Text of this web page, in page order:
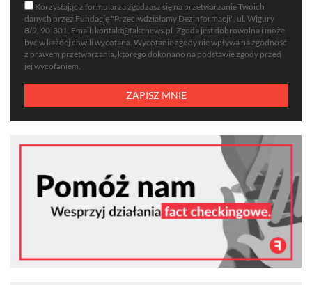
Korzystając z formularza zgadzasz się na przetwarzanie Twoich
danych przez Fundację "Przeciwdziałamy Dezinformacji", ul. Wigury
8/9, 90-301. Email: kontakt@fakenews.pl . Zgoda jest dobrowolna i może
być w każdej chwili wycofana. Wycofanie zgody nie wpływa na zgodność
z prawem przetwarzania, którego dokonano na podstawie zgody przed
jej wycofaniem.